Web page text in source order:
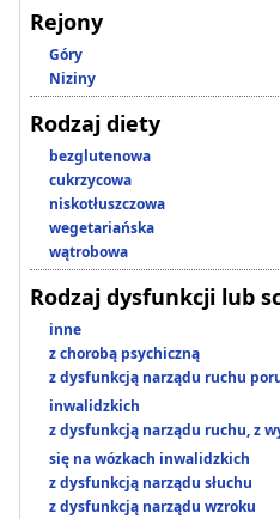
Rejony
Góry
Niziny
Rodzaj diety
bezglutenowa
cukrzycowa
niskotłuszczowa
wegetariańska
wątrobowa
Rodzaj dysfunkcji lub
inne
z chorobą psychiczną
z dysfunkcją narządu ruchu
inwalidzkich
z dysfunkcją narządu ruchu, z
się na wózkach inwalidzkich
z dysfunkcją narządu słuchu
z dysfunkcją narządu wzroku